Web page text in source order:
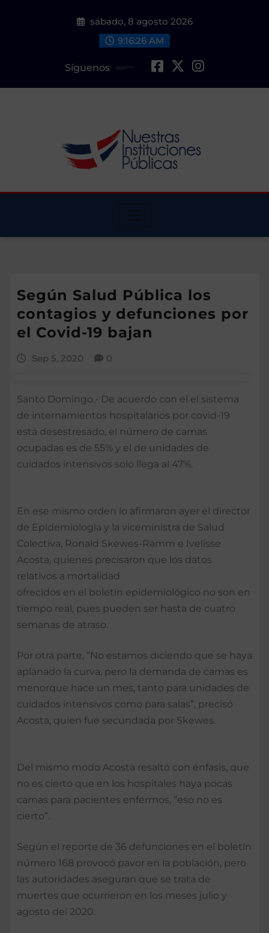
sábado, 8 agosto 2026
9:16:27 AM
Síguenos
Según Salud Pública los
contagios y defunciones por
el Covid-19 bajan
Sep 5, 2020 0
Santo Domingo.- De acuerdo con el el sistema
de internamientos hospitalarios por covid-19
está desestresado, el número de camas
ocupadas es de 55% y el de unidades de
cuidados intensivos solo llega al 47%.
En ese mismo orden lo afirmaron ayer el director
de Epidemiología y la viceministra de Salud
Colectiva, Ronald Skewes-Ramm e Ivelisse
Acosta, quienes precisaron que los datos
relativos a mortalidad
ofrecidos en el boletín epidemiológico no son en
tiempo real, pues pueden ser hasta de cuatro
semanas de atraso.
Por otra parte, “No estamos diciendo que se haya
aplanado la curva, pero la demanda de camas es
menorque hace un mes, tanto para unidades de
cuidados intensivos como para salas”, precisó
Acosta, quien fue secundada por Skewes.
Del mismo modo Acosta resaltó con énfasis, que
no es cierto que en los hospitales haya pocas
camas para pacientes enfermos, “eso no es
cierto”.
Según el reporte de 36 defunciones en el boletín
número 168 provocó pavor en la población, pero
las autoridades aseguran que se trata de
muertes que ocurrieron en los meses julio y
agosto del 2020.